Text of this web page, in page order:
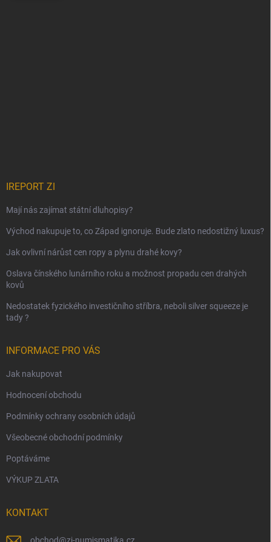
IREPORT ZI
Mají nás zajímat státní dluhopisy?
Východ nakupuje to, co Západ ignoruje. Bude zlato nedostižný luxus?
Jak ovlivní nárůst cen ropy a plynu drahé kovy?
Oslava čínského lunárního roku a možnost propadu cen drahých
kovů
Nedostatek fyzického investičního stříbra, neboli silver squeeze je
tady ?
INFORMACE PRO VÁS
Jak nakupovat
Hodnocení obchodu
Podmínky ochrany osobních údajů
Všeobecné obchodní podmínky
Poptáváme
VÝKUP ZLATA
KONTAKT